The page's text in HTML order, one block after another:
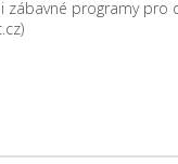
zábavné programy pro